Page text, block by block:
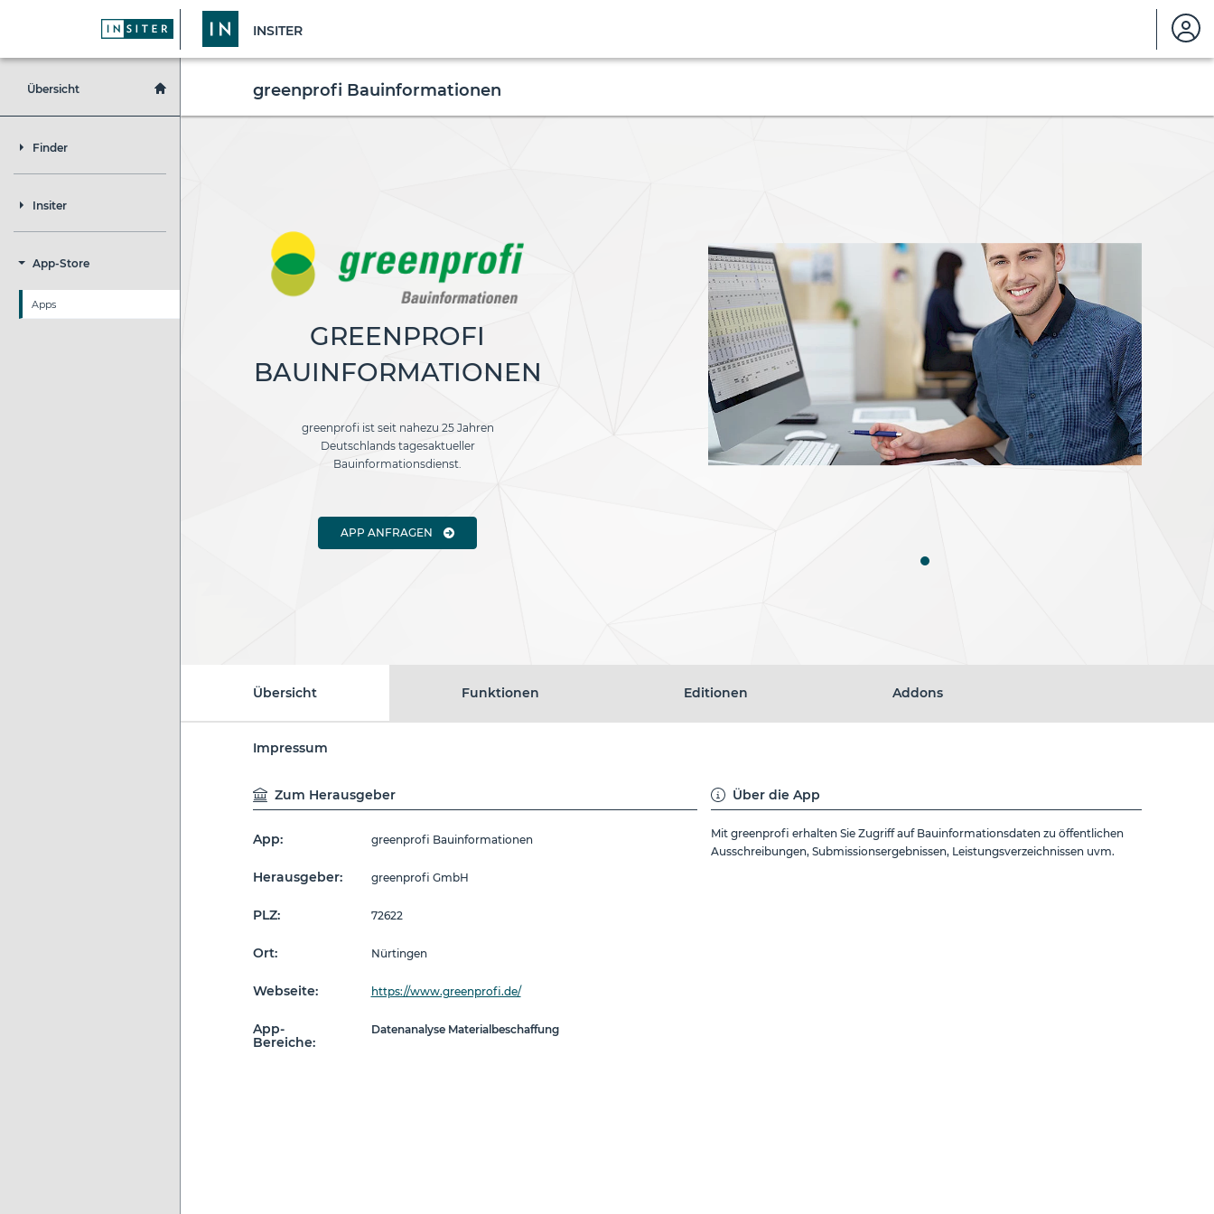
INSITER
Übersicht
Finder
Insiter
App-Store
Apps
greenprofi Bauinformationen
GREENPROFI
BAUINFORMATIONEN
greenprofi ist seit nahezu 25 Jahren
Deutschlands tagesaktueller
Bauinformationsdienst.
APP ANFRAGEN
Übersicht Funktionen Editionen Addons
Impressum
Zum Herausgeber
App: greenprofi Bauinformationen
Herausgeber: greenprofi GmbH
PLZ: 72622
Ort: Nürtingen
Webseite: https://www.greenprofi.de/
App-
Bereiche:
Datenanalyse Materialbeschaffung
Über die App
Mit greenprofi erhalten Sie Zugriff auf Bauinformationsdaten zu öffentlichen
Ausschreibungen, Submissionsergebnissen, Leistungsverzeichnissen uvm.